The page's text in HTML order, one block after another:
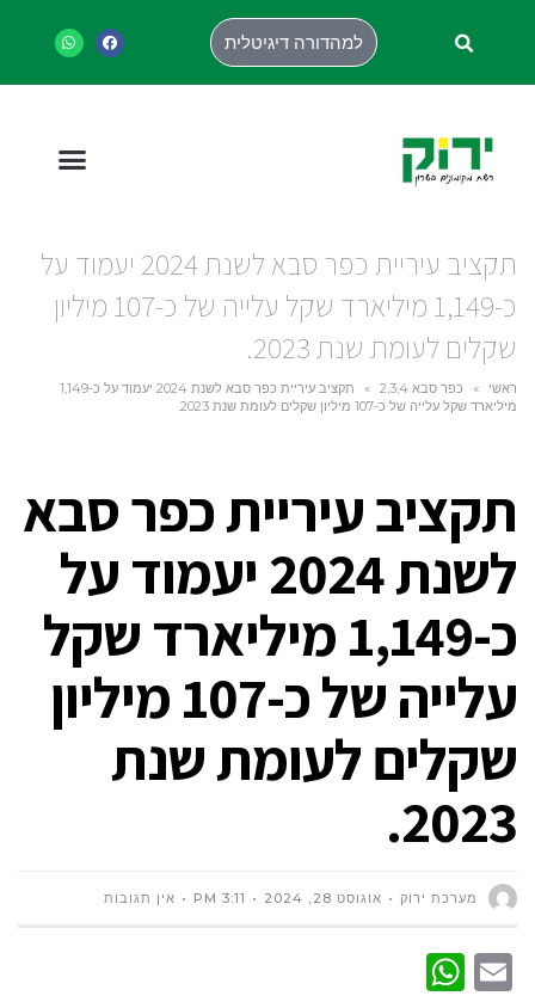
למהדורה דיגיטלית
תקציב עיריית כפר סבא לשנת 2024 יעמוד על
כ-1,149 מיליארד שקל עלייה של כ-107 מיליון
שקלים לעומת שנת 2023.
ראשי » כפר סבא 2,3,4 »
תקציב עיריית כפר סבא לשנת 2024 יעמוד על כ-1,149
מיליארד שקל עלייה של כ-107 מיליון שקלים לעומת שנת 2023.
תקציב עיריית כפר סבא
לשנת 2024 יעמוד על
כ-1,149 מיליארד שקל
עלייה של כ-107 מיליון
שקלים לעומת שנת
2023.
מערכת ירוק אוגוסט 28, 2024 3:11 PM אין תגובות
Email